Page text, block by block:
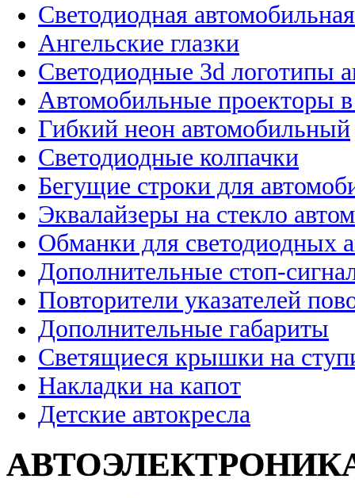
Светодиодная
Ангельские глазки
Светодиодные 3d логотипы
Автомобильные проекторы
Гибкий неон автомобильный
Светодиодные колпачки
Бегущие строки для
Эквалайзеры на стекло
Обманки для светодиодных
Дополнительные стоп-
Повторители указателей
Дополнительные габариты
Светящиеся крышки на
Накладки на капот
Детские автокресла